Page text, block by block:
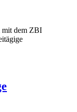
mit dem ZBI